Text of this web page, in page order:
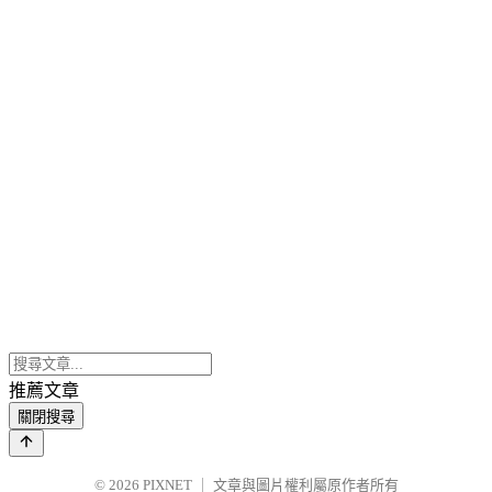
推薦文章
關閉搜尋
© 2026 PIXNET 文章與圖片權利屬原作者所有